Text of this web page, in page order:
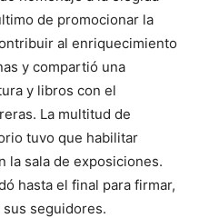
de promocionar la
al enriquecimiento
y compartió una
y libros con el
La multitud de
tuvo que habilitar
la sala de exposiciones.
hasta el final para firmar,
seguidores.